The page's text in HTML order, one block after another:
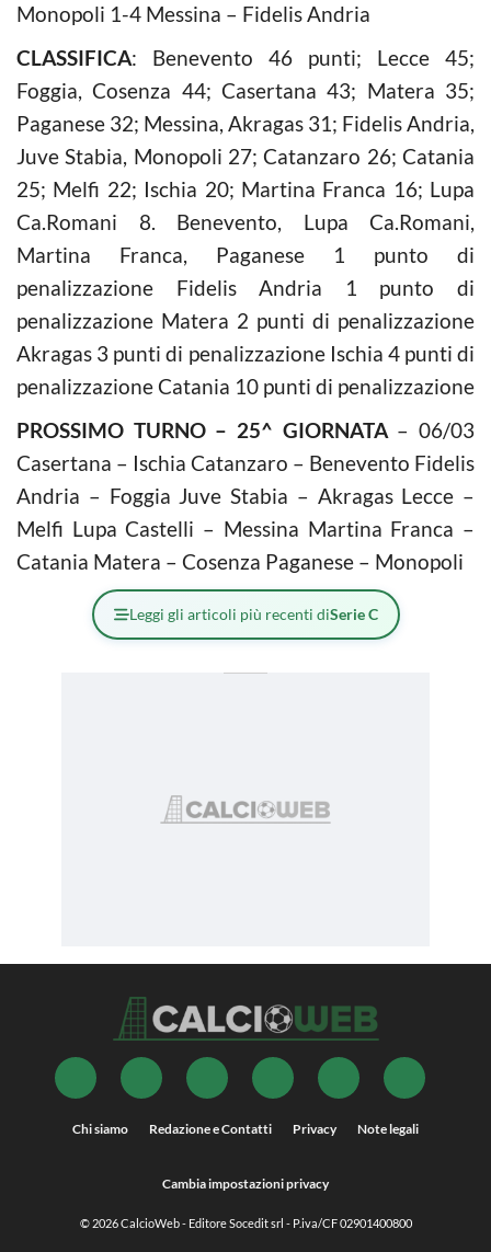
Monopoli 1-4 Messina – Fidelis Andria
CLASSIFICA: Benevento 46 punti; Lecce 45;
Foggia, Cosenza 44; Casertana 43; Matera 35;
Paganese 32; Messina, Akragas 31; Fidelis Andria,
Juve Stabia, Monopoli 27; Catanzaro 26; Catania
25; Melfi 22; Ischia 20; Martina Franca 16; Lupa
Ca.Romani 8. Benevento, Lupa Ca.Romani,
Martina Franca, Paganese 1 punto di
penalizzazione Fidelis Andria 1 punto di
penalizzazione Matera 2 punti di penalizzazione
Akragas 3 punti di penalizzazione Ischia 4 punti di
penalizzazione Catania 10 punti di penalizzazione
PROSSIMO TURNO – 25^ GIORNATA– 06/03
Casertana – Ischia Catanzaro – Benevento Fidelis
Andria – Foggia Juve Stabia – Akragas Lecce –
Melfi Lupa Castelli – Messina Martina Franca –
Catania Matera – Cosenza Paganese – Monopoli
Leggi gli articoli più recenti diSerie C
Chi siamo Redazione e Contatti Privacy Note legali
Cambia impostazioni privacy
© 2026CalcioWeb- Editore Socedit srl - P.iva/CF 02901400800